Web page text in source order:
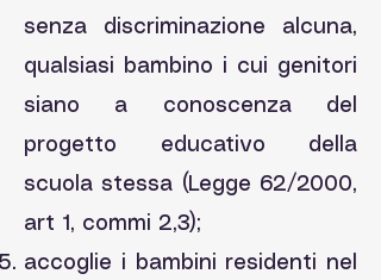
senza discriminazione alcuna,
qualsiasi bambino i cui genitori
siano a conoscenza del
progetto educativo della
scuola stessa (Legge 62/2000,
art 1, commi 2,3);
accoglie i bambini residenti nel